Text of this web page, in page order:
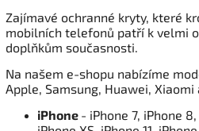
Zajímavé ochranné kryty, které
mobilních telefonů patří k velmi
doplňkům současnosti.
Na našem e-shopu nabízíme
Apple, Samsung, Huawei,
iPhone - iPhone 7, iPhone